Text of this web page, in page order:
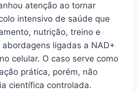
atenção ao tornar
intensivo de saúde que
nutrição, treino e
ligadas a NAD+
celular. O caso serve como
prática, porém, não
científica controlada.